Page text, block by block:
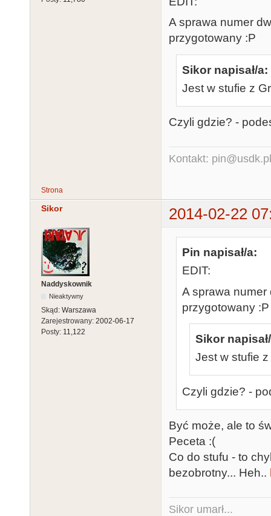
A sprawa numer
przygotowany :P
Sikor napisał/a:
Jest w stufie z
Czyli gdzie? -
Kontakt: pin@usdk.pl
Strona
Sikor 2014-02-22
Naddyskownik
Nieaktywny
Skąd: Warszawa
Zarejestrowany: 2002-06-17
Posty: 11,122
Pin napisał/a:
EDIT:
A sprawa numer
przygotowany :P
Sikor
Jest w stufie
Czyli gdzie? -
Być może, ale to
Peceta :(
Co do stufu - to
bezobrotny... Heh..
Sikor umarł...